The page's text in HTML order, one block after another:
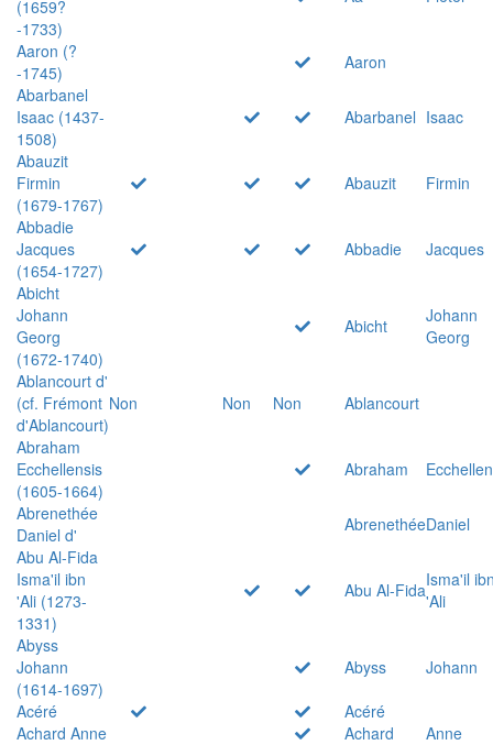
(1659?
-1733)
Aaron (?
-1745)
Aaron
Abarbanel
Isaac (1437-
1508)
Abarbanel Isaac
Abauzit
Firmin
(1679-1767)
Abauzit
Firmin
Abbadie
Jacques
(1654-1727)
Abbadie
Jacques
Abicht
Johann
Georg
(1672-1740)
Abicht
Johann
Georg
Ablancourt d'
(cf. Frémont
d'Ablancourt)
Non Non Non
Ablancourt
Abraham
Ecchellensis
(1605-1664)
Abraham
Abrenethée
Daniel d'
AbrenethéeDaniel
Abu Al-Fida
Isma'il ibn
'Ali (1273-
1331)
Abu Al-FidaIsma'il
'Ali
Abyss
Johann
(1614-1697)
Abyss
Johann
Acéré
Acéré
Achard Anne
Achard
Anne